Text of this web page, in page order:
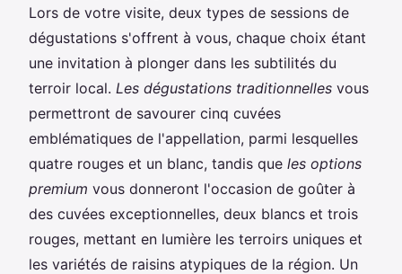
Lors de votre visite, deux types de sessions de
dégustations s'offrent à vous, chaque choix étant
une invitation à plonger dans les subtilités du
terroir local. Les dégustations traditionnelles vous
permettront de savourer cinq cuvées
emblématiques de l'appellation, parmi lesquelles
quatre rouges et un blanc, tandis que les options
premium vous donneront l'occasion de goûter à
des cuvées exceptionnelles, deux blancs et trois
rouges, mettant en lumière les terroirs uniques et
les variétés de raisins atypiques de la région. Un